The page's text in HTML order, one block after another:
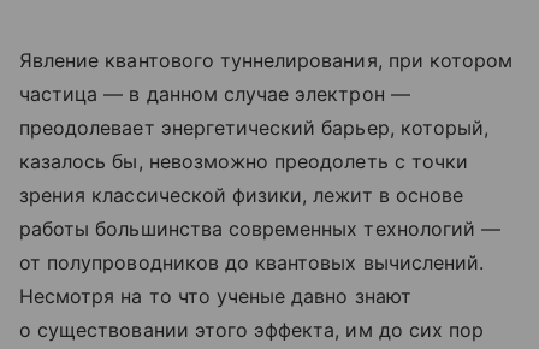
Явление квантового туннелирования, при котором
частица — в данном случае электрон —
преодолевает энергетический барьер, который,
казалось бы, невозможно преодолеть с точки
зрения классической физики, лежит в основе
работы большинства современных технологий —
от полупроводников до квантовых вычислений.
Несмотря на то что ученые давно знают
о существовании этого эффекта, им до сих пор